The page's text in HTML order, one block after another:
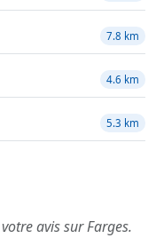
7.8 km
4.6 km
5.3 km
avis sur Farges.